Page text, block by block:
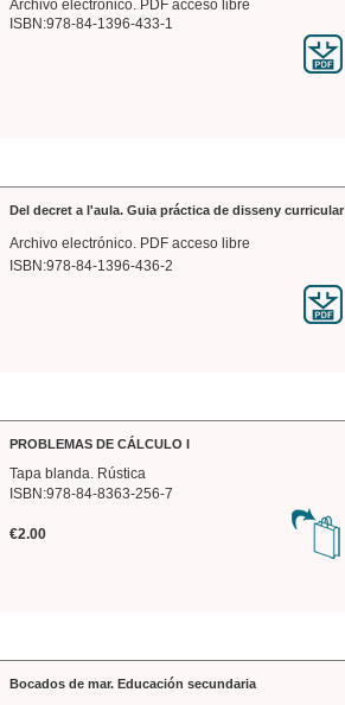
Archivo electrónico. PDF acceso libre
ISBN:978-84-1396-433-1
Del decret a l'aula. Guia práctica de disseny curricular
Archivo electrónico. PDF acceso libre
ISBN:978-84-1396-436-2
PROBLEMAS DE CÁLCULO I
Tapa blanda. Rústica
ISBN:978-84-8363-256-7
€2.00
Bocados de mar. Educación secundaria